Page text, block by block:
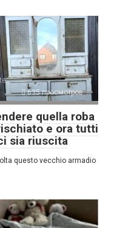
635 просмотров
quella roba
e ora tutti
sia riuscita
questo vecchio armadio